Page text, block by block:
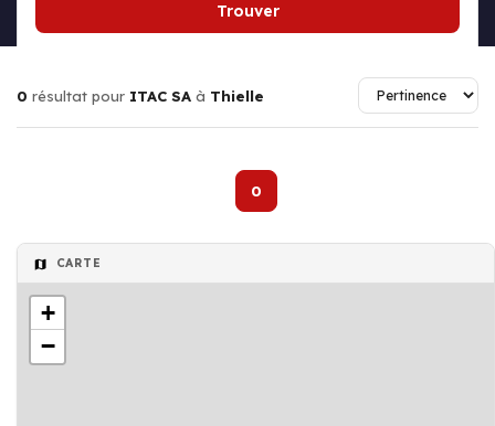
Trouver
0 résultat pour ITAC SA à Thielle
0
CARTE
+
−